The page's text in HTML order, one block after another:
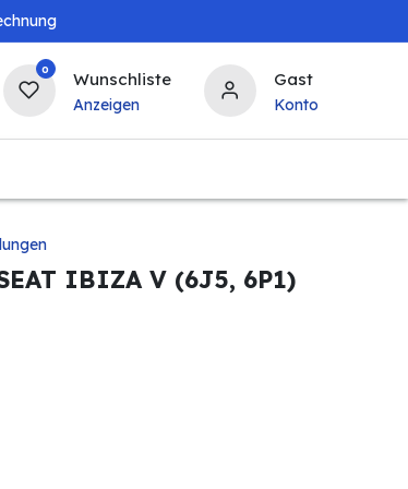
0 Wunschliste
Anzeigen
Gast
Konto
IBIZA V (6J5, 6P1)